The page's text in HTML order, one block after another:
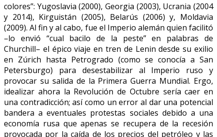
colores”: Yugoslavia (2000), Georgia (2003), Ucrania (2004
y 2014), Kirguistán (2005), Belarús (2006) y, Moldavia
(2009). Al fin y al cabo, fue el Imperio alemán quien facilitó
–lo envió “cual bacilo de la peste” en palabras de
Churchill– el épico viaje en tren de Lenin desde su exilio
en Zúrich hasta Petrogrado (como se conocía a San
Petersburgo) para desestabilizar al Imperio ruso y
provocar su salida de la Primera Guerra Mundial. Ergo,
idealizar ahora la Revolución de Octubre sería caer en
una contradicción; así como un error al dar una potencial
bandera a eventuales protestas sociales debido a una
economía rusa que apenas se recupera de la recesión
provocada por la caída de los precios del petróleo y las